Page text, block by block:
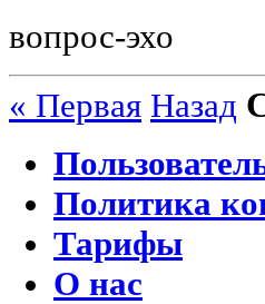
вопрос-эхо
« Первая Назад
Политика
Тарифы
О нас